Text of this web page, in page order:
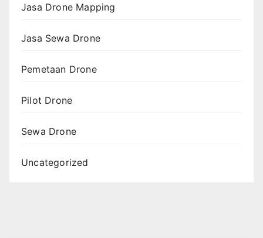
Jasa Drone Mapping
Jasa Sewa Drone
Pemetaan Drone
Pilot Drone
Sewa Drone
Uncategorized